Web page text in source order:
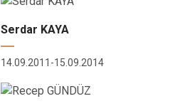
Serdar KAYA
14.09.2011-15.09.2014